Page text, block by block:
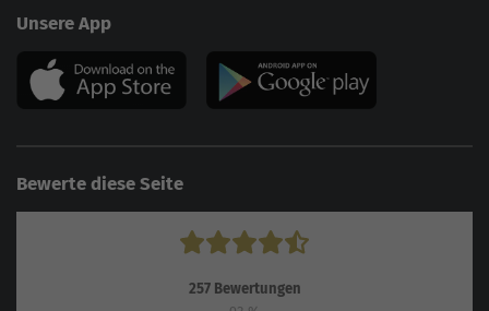
Unsere App
Bewerte diese Seite
257Bewertungen